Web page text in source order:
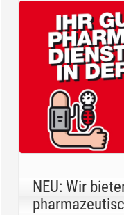
NEU: Wir